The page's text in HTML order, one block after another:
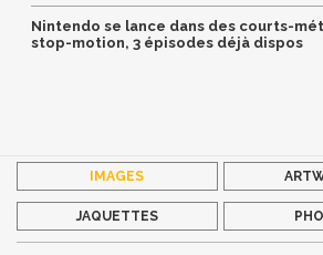
Nintendo se lance dans des courts-
stop-motion, 3 épisodes déjà dispos
IMAGES
JAQUETTES